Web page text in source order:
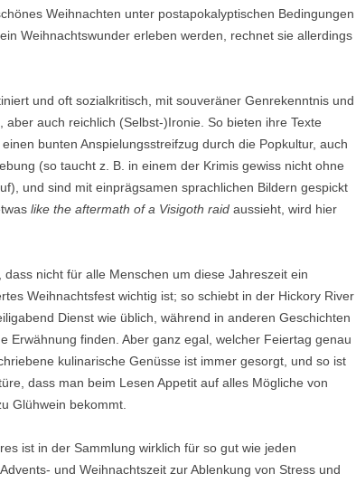
Weihnachten unter postapokalyptischen Bedingungen
Weihnachtswunder erleben werden, rechnet sie allerdings
und oft sozialkritisch, mit souveräner Genrekenntnis und
auch reichlich (Selbst-)Ironie. So bieten ihre Texte
bunten Anspielungsstreifzug durch die Popkultur, auch
(so taucht z. B. in einem der Krimis gewiss nicht ohne
und sind mit einprägsamen sprachlichen Bildern gespickt
like the aftermath of a Visigoth raid aussieht, wird hier
nicht für alle Menschen um diese Jahreszeit ein
Weihnachtsfest wichtig ist; so schiebt in der Hickory River
Dienst wie üblich, während in anderen Geschichten
Erwähnung finden. Aber ganz egal, welcher Feiertag genau
kulinarische Genüsse ist immer gesorgt, und so ist
dass man beim Lesen Appetit auf alles Mögliche von
Glühwein bekommt.
ist in der Sammlung wirklich für so gut wie jeden
und Weihnachtszeit zur Ablenkung von Stress und